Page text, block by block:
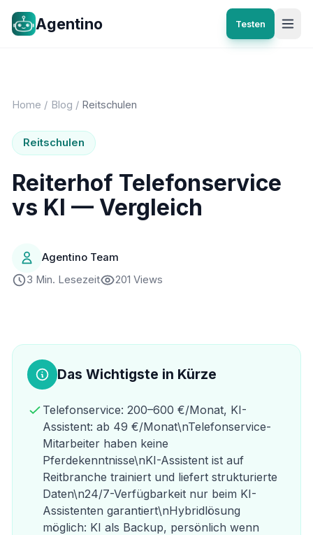
Agentino Testen
Home / Blog / Reitschulen
Reitschulen
Reiterhof Telefonservice
vs KI — Vergleich
Agentino Team
3 Min. Lesezeit
201 Views
Das Wichtigste in Kürze
Telefonservice: 200–600 €/Monat, KI-
Assistent: ab 49 €/Monat\nTelefonservice-
Mitarbeiter haben keine
Pferdekenntnisse\nKI-Assistent ist auf
Reitbranche trainiert und liefert strukturierte
Daten\n24/7-Verfügbarkeit nur beim KI-
Assistenten garantiert\nHybridlösung
möglich: KI als Backup, persönlich wenn